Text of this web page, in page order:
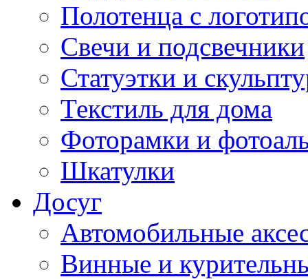
Полотенца с
Свечи и подсвечники
Статуэтки и
Текстиль для дома
Фоторамки и
Шкатулки
Досуг
Автомобильные
Винные и